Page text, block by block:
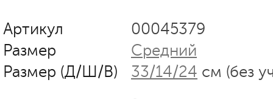
Артикул
00045379
Размер
Средний
Размер (Д/Ш/В)
33/14/24 см (без